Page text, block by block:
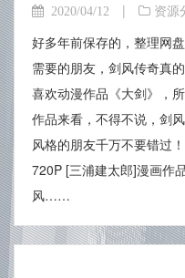
2020/04/12 | 资源
好多年前保存的，整理网
需要的朋友，剑风传奇真
喜欢动漫作品《大剑》，
作品来看，不得不说，剑
风格的朋友千万不要错过
720P [三浦建太郎]漫画作
风……